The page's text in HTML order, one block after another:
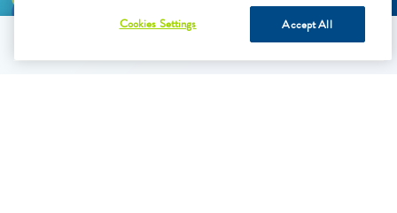
Accept All
Cookies Settings